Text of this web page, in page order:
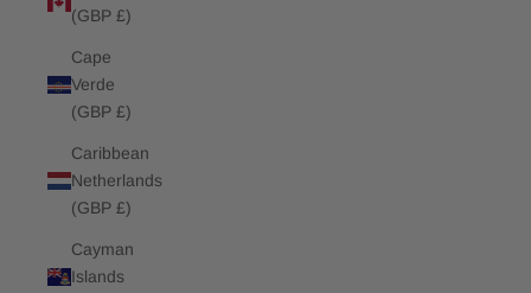
(GBP £)
Cape
Verde
(GBP £)
Caribbean
Netherlands
(GBP £)
Cayman
Islands